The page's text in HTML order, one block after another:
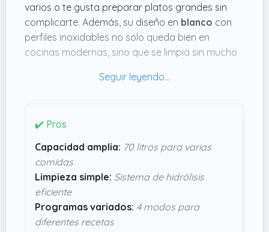
varios o te gusta preparar platos grandes sin
complicarte. Además, su diseño en blanco con
perfiles inoxidables no solo queda bien en
cocinas modernas, sino que se limpia sin mucho
básicamente hace el trabajo duro con un poco
Un punto que me convence es la puerta de doble
la comida sin perder calor, lo que ayuda a que
todo quede más uniforme y sin sorpresas.
También tiene 4 programas para adaptar la
cocción según lo que hagas, lo que te quita un
poco de estrés si no quieres estar pendiente del
tiempo todo el rato. Con
✔️ Pros
Capacidad amplia: 70 litros para varias
comidas
Limpieza simple: Sistema de hidrólisis
eficiente
Programas variados: 4 modos para
diferentes recetas